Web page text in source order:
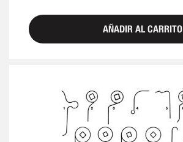
AÑADIR AL CARRITO